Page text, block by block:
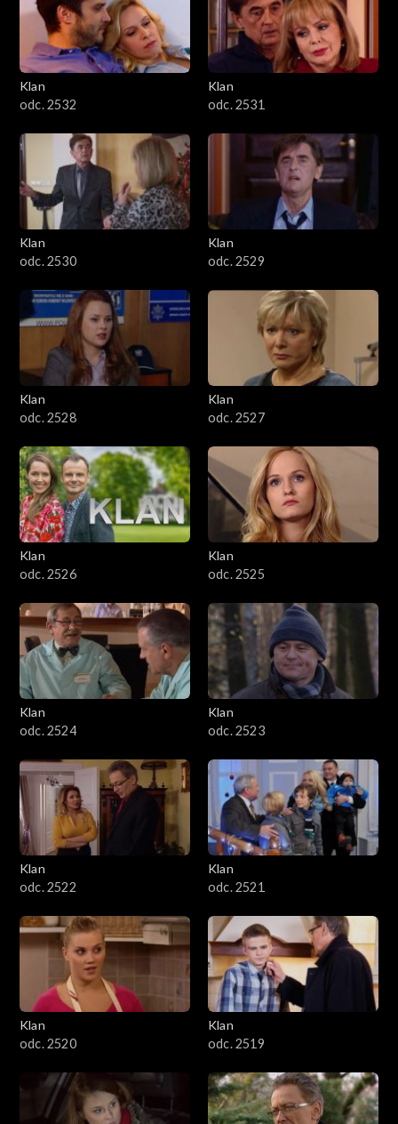
Klan
odc. 2532
Klan
odc. 2531
Klan
odc. 2530
Klan
odc. 2529
Klan
odc. 2528
Klan
odc. 2527
Klan
odc. 2526
Klan
odc. 2525
Klan
odc. 2524
Klan
odc. 2523
Klan
odc. 2522
Klan
odc. 2521
Klan
odc. 2520
Klan
odc. 2519